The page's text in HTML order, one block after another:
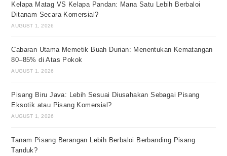
Kelapa Matag VS Kelapa Pandan: Mana Satu Lebih Berbaloi
Ditanam Secara Komersial?
AUGUST 1, 2026
Cabaran Utama Memetik Buah Durian: Menentukan Kematangan
80–85% di Atas Pokok
AUGUST 1, 2026
Pisang Biru Java: Lebih Sesuai Diusahakan Sebagai Pisang
Eksotik atau Pisang Komersial?
AUGUST 1, 2026
Tanam Pisang Berangan Lebih Berbaloi Berbanding Pisang
Tanduk?